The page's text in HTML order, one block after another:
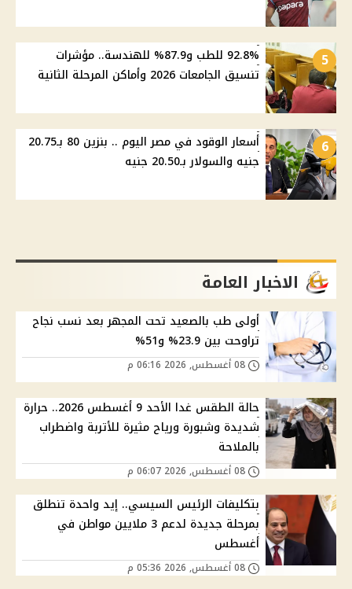
5
92.8% للطب و87.9% للهندسة.. مؤشرات
تنسيق الجامعات 2026 وأماكن المرحلة الثانية
6
أسعار الوقود في مصر اليوم .. بنزين 80 بـ20.75
جنيه والسولار بـ20.50 جنيه
الاخبار العامة
أولى طب بالصعيد تحت المجهر بعد نسب نجاح
تراوحت بين 23.9% و51%
حالة الطقس غدا الأحد 9 أغسطس 2026.. حرارة
شديدة وشبورة ورياح مثيرة للأتربة واضطراب
بالملاحة
بتكليفات الرئيس السيسي.. إيد واحدة تنطلق
بمرحلة جديدة لدعم 3 ملايين مواطن في
أغسطس